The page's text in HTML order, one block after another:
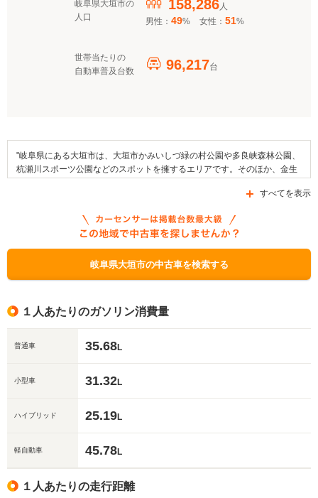
岐阜県大垣市の
人口
158,286人
男性： 49% 女性： 51%
世帯当たりの
自動車普及台数
96,217台
"岐阜県にある大垣市は、大垣市かみいしづ緑の村公園や多良峡森林公園、
杭瀬川スポーツ公園などのスポットを擁するエリアです。そのほか、金生
地域で例年開催される行事としては、大垣まつりや十万石まつり、中山道
したばやみょうがなどがあります。交通面においては養老鉄道・養老線を
利用できるほか、国道21号線や水郷街道258、国道417号線などの道路が
区域内を通っています。なお、岐阜県大垣市では、「岐阜県中小企業資金
融資制度新エネルギー支援資金」や「大垣市次世代自動車充給電省エネ設
すべてを表示
岐阜県大垣市の中古車を検索する
１人あたりのガソリン消費量
普通車 35.68L
小型車 31.32L
ハイブリッド 25.19L
軽自動車 45.78L
１人あたりの走行距離